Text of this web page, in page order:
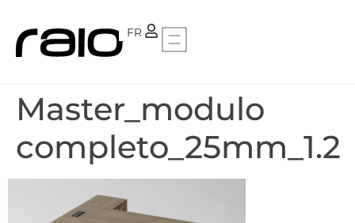
FR
PT
Master_modulo
completo_25mm_1.2